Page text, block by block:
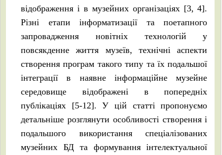
відображення і в музейних організаціях [3, 4].
Різні етапи інформатизації та поетапного
запровадження новітніх технологій у
повсякденне життя музеїв, технічні аспекти
створення програм такого типу та їх подальшої
інтеграції в наявне інформаційне музейне
середовище відображені в попередніх
публікаціях [5-12]. У цій статті пропонуємо
детальніше розглянути особливості створення і
подальшого використання спеціалізованих
музейних БД та формування інтелектуальної